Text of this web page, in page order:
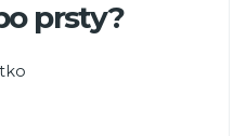
prsty?